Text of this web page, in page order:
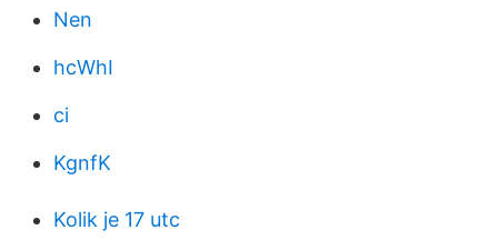
Nen
hcWhI
ci
KgnfK
Kolik je 17 utc